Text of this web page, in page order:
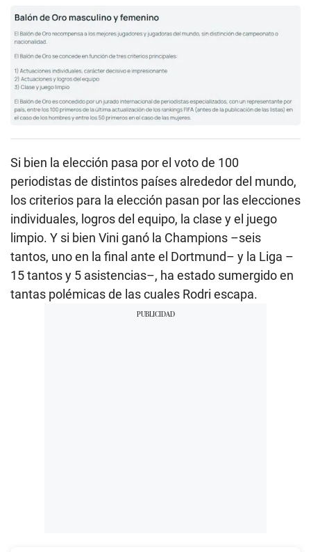
Si bien la elección pasa por el voto de 100
periodistas de distintos países alrededor del mundo,
los criterios para la elección pasan por las elecciones
individuales, logros del equipo, la clase y el juego
limpio. Y si bien Vini ganó la Champions –seis
tantos, uno en la final ante el Dortmund– y la Liga –
15 tantos y 5 asistencias–, ha estado sumergido en
tantas polémicas de las cuales Rodri escapa.